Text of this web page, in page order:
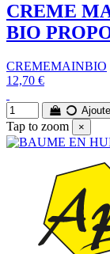
CREME
BIO
CREMEMAINBIO
12,70 €
Tap to zoom ×